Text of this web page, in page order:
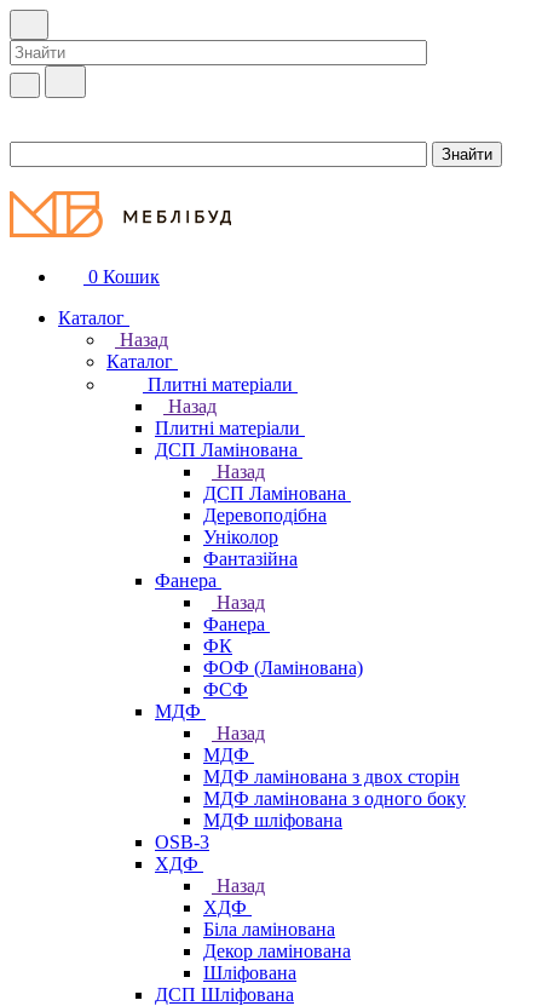
0 Кошик
Каталог
Назад
Каталог
Плитні матеріали
Назад
Плитні матеріали
ДСП Ламінована
Назад
ДСП Ламінована
Деревоподібна
Уніколор
Фантазійна
Фанера
Назад
Фанера
ФК
ФОФ (Ламінована)
ФСФ
МДФ
Назад
МДФ
МДФ ламінована з двох сторін
МДФ ламінована з одного боку
МДФ шліфована
OSB-3
ХДФ
Назад
ХДФ
Біла ламінована
Декор ламінована
Шліфована
ДСП Шліфована